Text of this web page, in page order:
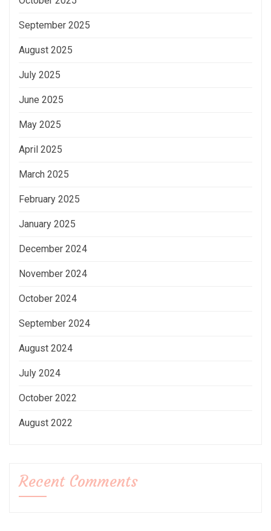
September 2025
August 2025
July 2025
June 2025
May 2025
April 2025
March 2025
February 2025
January 2025
December 2024
November 2024
October 2024
September 2024
August 2024
July 2024
October 2022
August 2022
Recent Comments